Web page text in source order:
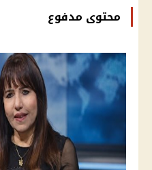
محتوى مدفوع